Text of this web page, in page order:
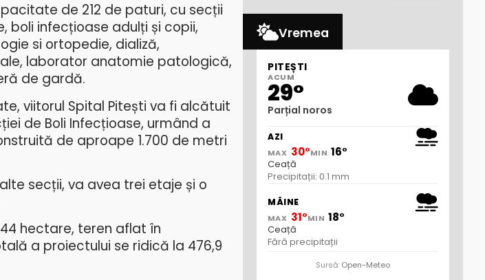
de 212 de paturi, cu secții
boli infecțioase adulți și copii,
si ortopedie, dializă,
laborator anatomie patologică,
de gardă.
viitorul Spital Pitești va fi alcătuit
de Boli Infecțioase, urmând a
de aproape 1.700 de metri
secții, va avea trei etaje și o
hectare, teren aflat în
a proiectului se ridică la 476,9
Vremea
PITEȘTI
ACUM
29°
Parțial noros
AZI
MAX 30°MIN 16°
Ceață
Precipitații: 0.1 mm
MÂINE
MAX 31°MIN 18°
Ceață
Fără precipitații
Sursă: Open-Meteo